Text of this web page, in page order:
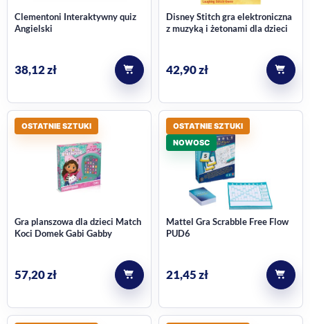
Clementoni Interaktywny quiz
Angielski
38,12zł
Disney Stitch gra elektroniczna
z muzyką i żetonami dla dzieci
42,90zł
OSTATNIE SZTUKI
Gra planszowa dla dzieci Match
Koci Domek Gabi Gabby
57,20zł
OSTATNIE SZTUKI
NOWOSC
Mattel Gra Scrabble Free Flow
PUD6
21,45zł